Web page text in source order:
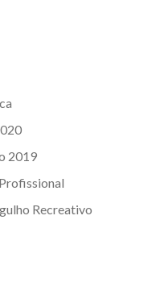
2019
Recreativo